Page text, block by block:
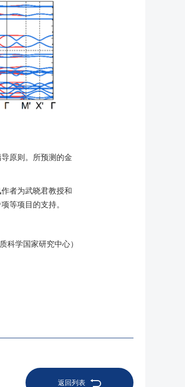
原则。所预测的金
者为武晓君教授和
等项目的支持。
科学国家研究中心）
返回列表